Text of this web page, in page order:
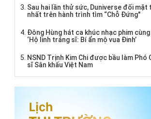
Sau hai lần thử sức, Duniverse đối mặt
nhất trên hành trình tìm “Chỗ Đứng"
Đông Hùng hát ca khúc nhạc phim
‘Hộ linh tráng sĩ: Bí ẩn mộ vua Đinh’
NSND Trịnh Kim Chi được bầu làm Phó
sĩ Sân khấu Việt Nam